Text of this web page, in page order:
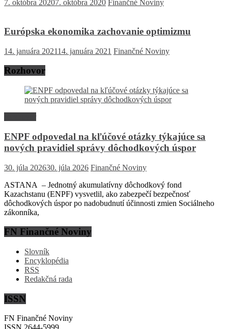
7. októbra 20207. októbra 2020 Finančné Noviny
Európska ekonomika zachovanie optimizmu
14. januára 202114. januára 2021 Finančné Noviny
Rozhovor
ENPF odpovedal na kľúčové otázky týkajúce sa
nových pravidiel správy dôchodkových úspor
30. júla 202630. júla 2026 Finančné Noviny
ASTANA – Jednotný akumulatívny dôchodkový fond
Kazachstanu (ENPF) vysvetlil, ako zabezpečí bezpečnosť
dôchodkových úspor po nadobudnutí účinnosti zmien Sociálneho
zákonníka,
FN Finančné Noviny
Slovník
Encyklopédia
RSS
Redakčná rada
ISSN
FN Finančné Noviny